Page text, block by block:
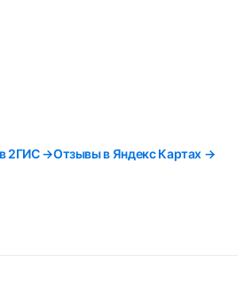
2ГИС →Отзывы в Яндекс Картах →